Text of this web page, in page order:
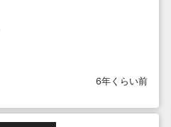
6年くらい前